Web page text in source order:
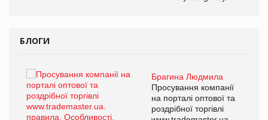
БЛОГИ
Брагина Людмила
Просування компанії
на порталі оптової та
роздрібної торгівлі